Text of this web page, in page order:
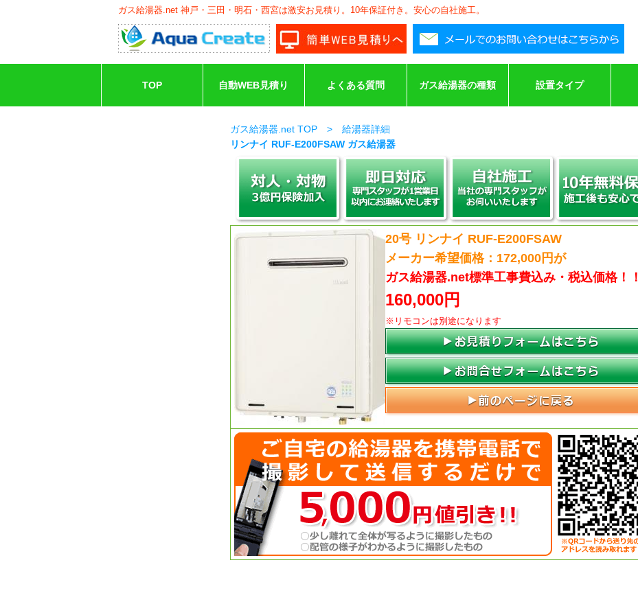
ガス給湯器.net 神戸・三田・明石・西宮は激安お見積り。10年保証付き。安心の自社施工。
TOP 自動WEB見積り よくある質問 ガス給湯器の種類 設置タイプ
ガス給湯器.net TOP > 給湯器詳細
リンナイ RUF-E200FSAW ガス給湯器
20号 リンナイ RUF-E200FSAW
メーカー希望価格：172,000円が
ガス給湯器.net標準工事費込み・税込価格！！
160,000円
※リモコンは別途になります